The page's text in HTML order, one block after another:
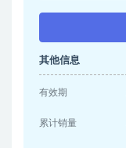
其他信息
有效期
累计销量